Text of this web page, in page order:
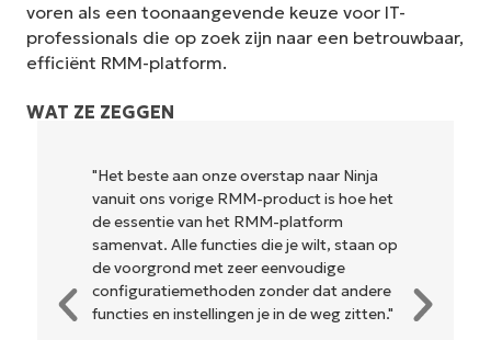
voren als een toonaangevende keuze voor IT-
professionals die op zoek zijn naar een betrouwbaar,
efficiënt RMM-platform.
WAT ZE ZEGGEN
"NinjaOne is ongelofelijk gebruiksvriendelijk
en combineert een vloeiende interface met
krachtige back-end functies. Er is geen
ingewikkelde installatie of moeilijk te
beheren interface. Alle opties en
hulpmiddelen zijn duidelijk gelabeld,
gemakkelijk te begrijpen en de interface